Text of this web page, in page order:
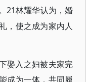
21林耀华认为，婚
，使之成为家内人
娶入之妇被夫家完
成为一体，共同履